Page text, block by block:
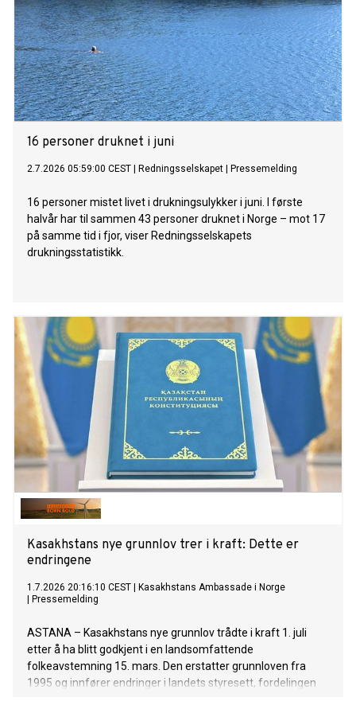
16 personer druknet i juni
2.7.2026 05:59:00 CEST Redningsselskapet Pressemelding
16 personer mistet livet i drukningsulykker i juni. I første
halvår har til sammen 43 personer druknet i Norge – mot 17
på samme tid i fjor, viser Redningsselskapets
drukningsstatistikk.
Kasakhstans nye grunnlov trer i kraft: Dette er
endringene
1.7.2026 20:16:10 CEST
Kasakhstans Ambassade i Norge
Pressemelding
ASTANA – Kasakhstans nye grunnlov trådte i kraft 1. juli
etter å ha blitt godkjent i en landsomfattende
folkeavstemning 15. mars. Den erstatter grunnloven fra
1995 og innfører endringer i landets styresett, fordelingen